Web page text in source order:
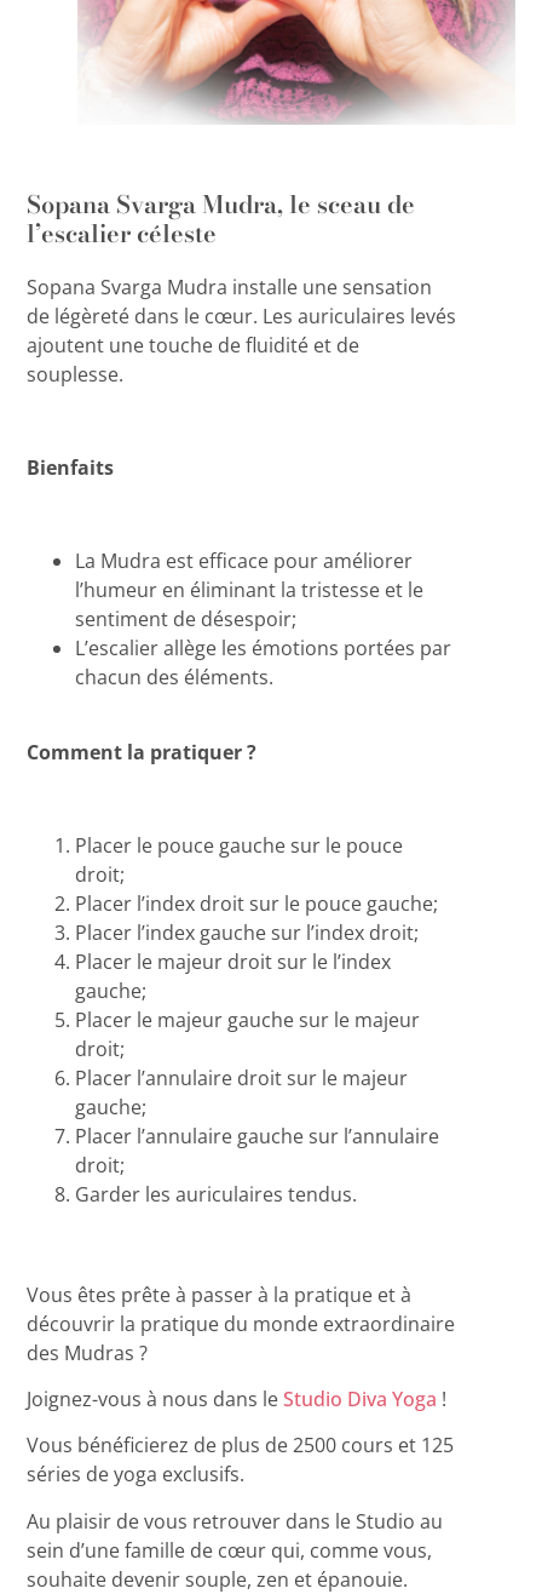
Sopana Svarga Mudra, le sceau de
l’escalier céleste
Sopana Svarga Mudra installe une sensation
de légèreté dans le cœur. Les auriculaires levés
ajoutent une touche de fluidité et de
souplesse.
Bienfaits
La Mudra est efficace pour améliorer
l’humeur en éliminant la tristesse et le
sentiment de désespoir;
L’escalier allège les émotions portées par
chacun des éléments.
Comment la pratiquer ?
Placer le pouce gauche sur le pouce
droit;
Placer l’index droit sur le pouce gauche;
Placer l’index gauche sur l’index droit;
Placer le majeur droit sur le l’index
gauche;
Placer le majeur gauche sur le majeur
droit;
Placer l’annulaire droit sur le majeur
gauche;
Placer l’annulaire gauche sur l’annulaire
droit;
Garder les auriculaires tendus.
Vous êtes prête à passer à la pratique et à
découvrir la pratique du monde extraordinaire
des Mudras ?
Joignez-vous à nous dans leStudio Diva Yoga !
Vous bénéficierez de plus de 2500 cours et 125
séries de yoga exclusifs.
Au plaisir de vous retrouver dans le Studio au
sein d’une famille de cœur qui, comme vous,
souhaite devenir souple, zen et épanouie.